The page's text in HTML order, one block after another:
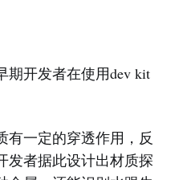
期开发者在使用dev kit
有一定的穿透作用，反
发者据此设计出材质探